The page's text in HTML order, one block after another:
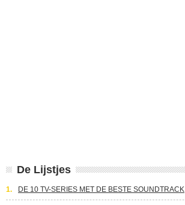
De Lijstjes
1. DE 10 TV-SERIES MET DE BESTE SOUNDTRACK